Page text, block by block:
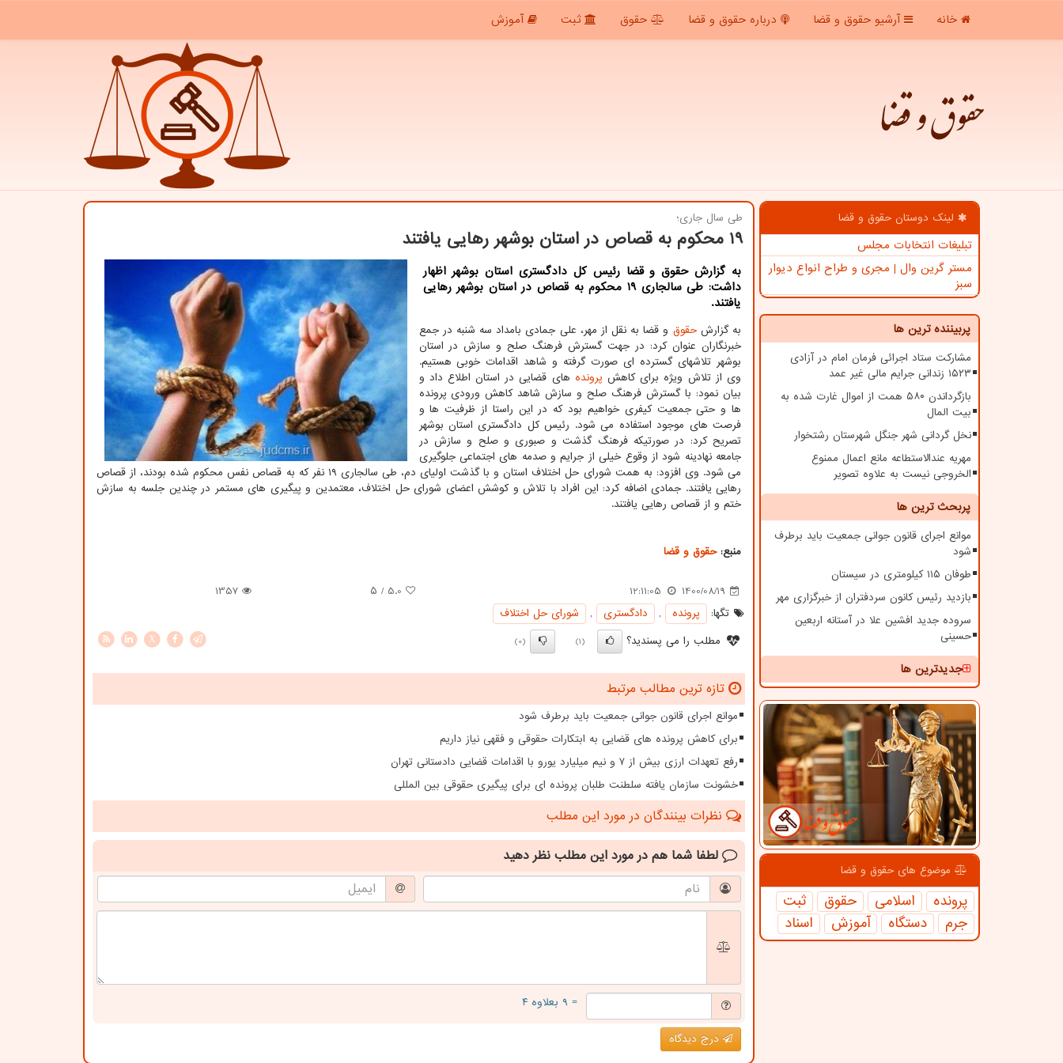
خانه آرشیو حقوق و قضا درباره حقوق و قضا حقوق ثبت آموزش
حقوق و قضا
لینک دوستان حقوق و قضا
تبلیغات انتخابات مجلس
مستر گرین وال | مجری و طراح انواع دیوار
سبز
پربیننده ترین ها
مشارکت ستاد اجرائی فرمان امام در آزادی
۱۵۲۳ زندانی جرایم مالی غیر عمد
بازگرداندن ۵۸۰ همت از اموال غارت شده به
بیت المال
نخل گردانی شهر جنگل شهرستان رشتخوار
مهریه عندالاستطاعه مانع اعمال ممنوع
الخروجی نیست به علاوه تصویر
پربحث ترین ها
موانع اجرای قانون جوانی جمعیت باید برطرف
شود
طوفان ۱۱۵ کیلومتری در سیستان
بازدید رئیس کانون سردفتران از خبرگزاری مهر
سروده جدید افشین علا در آستانه اربعین
حسینی
جدیدترین ها
موضوع های حقوق و قضا
پرونده اسلامی حقوق
ثبت
جرم
دستگاه آموزش اسناد
طی سال جاری؛
19 محکوم به قصاص در استان بوشهر رهایی یافتند
به گزارش حقوق و قضا رئیس کل دادگستری استان بوشهر اظهار
داشت: طی سالجاری ۱۹ محکوم به قصاص در استان بوشهر رهایی
یافتند.
به گزارشحقوق و قضا به نقل از مهر، علی جمادی بامداد سه شنبه در جمع
خبرنگاران عنوان کرد: در جهت گسترش فرهنگ صلح و سازش در استان
بوشهر تلاشهای گسترده ای صورت گرفته و شاهد اقدامات خوبی هستیم.
وی از تلاش ویژه برای کاهش پرونده های قضایی در استان اطلاع داد و
بیان نمود: با گسترش فرهنگ صلح و سازش شاهد کاهش ورودی پرونده
ها و حتی جمعیت کیفری خواهیم بود که در این راستا از ظرفیت ها و
فرصت های موجود استفاده می شود. رئیس کل دادگستری استان بوشهر
تصریح کرد: در صورتیکه فرهنگ گذشت و صبوری و صلح و سازش در
جامعه نهادینه شود از وقوع خیلی از جرایم و صدمه های اجتماعی جلوگیری
می شود. وی افزود: به همت شورای حل اختلاف استان و با گذشت اولیای دم، طی سالجاری ۱۹ نفر که به قصاص نفس محکوم شده بودند، از قصاص
رهایی یافتند. جمادی اضافه کرد: این افراد با تلاش و کوشش اعضای شورای حل اختلاف، معتمدین و پیگیری های مستمر در چندین جلسه به سازش
ختم و از قصاص رهایی یافتند.
منبع:حقوق و قضا
1400/08/19
12:11:05
5.0 / ۵
1357
تگها:
پرونده , دادگستری ,
شورای حل اختلاف
مطلب را می پسندید؟
(1)
(0)
X
تازه ترین مطالب مرتبط
موانع اجرای قانون جوانی جمعیت باید برطرف شود
برای کاهش پرونده های قضایی به ابتکارات حقوقی و فقهی نیاز داریم
رفع تعهدات ارزی بیش از ۷ و نیم میلیارد یورو با اقدامات قضایی دادستانی تهران
خشونت سازمان یافته سلطنت طلبان پرونده ای برای پیگیری حقوقی بین المللی
نظرات بینندگان در مورد این مطلب
لطفا شما هم در مورد این مطلب نظر دهید
= ۹ بعلاوه ۴
درج دیدگاه